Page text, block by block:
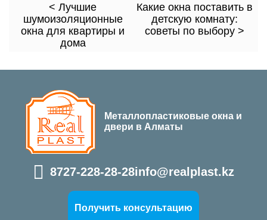
< Лучшие
шумоизоляционные
окна для квартиры и
дома
Какие окна поставить в
детскую комнату:
советы по выбору >
Металлопластиковые окна и
двери в Алматы
8727-228-28-28info@realplast.kz
Получить консультацию